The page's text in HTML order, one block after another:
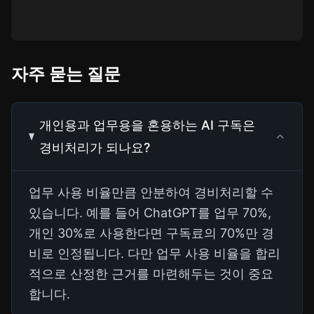
자주 묻는 질문
개인용과 업무용을 혼용하는 AI 구독은
경비처리가 되나요?
업무 사용 비율만큼 안분하여 경비처리할 수
있습니다. 예를 들어 ChatGPT를 업무 70%,
개인 30%로 사용한다면 구독료의 70%만 경
비로 인정됩니다. 다만 업무 사용 비율을 합리
적으로 산정한 근거를 마련해두는 것이 중요
합니다.